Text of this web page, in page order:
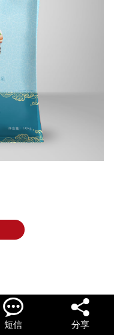
联系我们

短信

分享